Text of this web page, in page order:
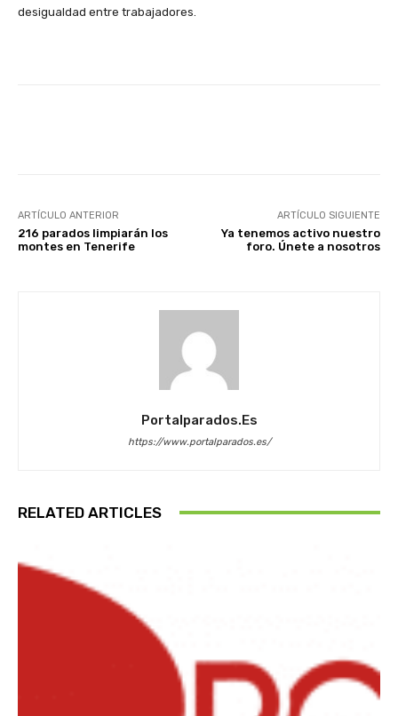
desigualdad entre trabajadores.
ARTÍCULO ANTERIOR
216 parados limpiarán los
montes en Tenerife
ARTÍCULO SIGUIENTE
Ya tenemos activo nuestro
foro. Únete a nosotros
Portalparados.es
https://www.portalparados.es/
RELATED ARTICLES